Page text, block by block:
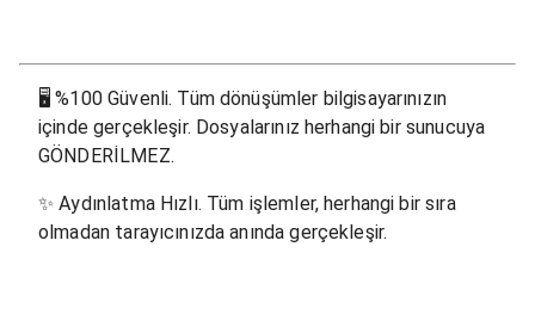
🖥%100 Güvenli. Tüm dönüşümler bilgisayarınızın
içinde gerçekleşir. Dosyalarınız herhangi bir sunucuya
GÖNDERİLMEZ.
✨Aydınlatma Hızlı. Tüm işlemler, herhangi bir sıra
olmadan tarayıcınızda anında gerçekleşir.